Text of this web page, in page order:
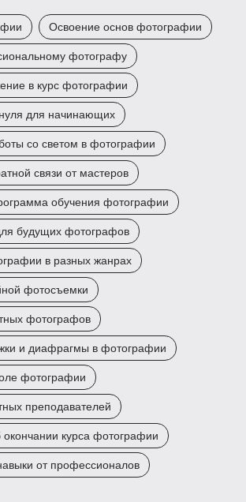
Освоение основ фотографии
фотографу
в курс фотографии
для начинающих
со светом в фотографии
связи от мастеров
обучения фотографии
будущих фотографов
в разных жанрах
фотосъемки
фотографов
и диафрагмы в фотографии
фотографии
преподавателей
курса фотографии
от профессионалов